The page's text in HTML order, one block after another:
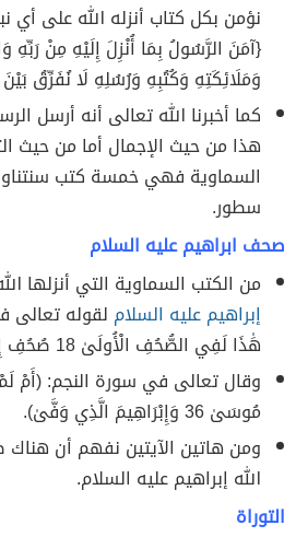
نؤمن بكل كتاب أنزله الله على أي
{آمَنَ الرَّسُولُ بِمَا أُنْزِلَ إِلَيْهِ مِنْ رَبِّهِ
وَمَلَائِكَتِهِ وَكُتُبِهِ وَرُسُلِهِ لَا نُفَرِّقُ
كما أخبرنا الله تعالى أنه أرسل
هذا من حيث الإجمال أما من حيث
السماوية فهي خمسة كتب
سطور.
صحف ابراهيم عليه السلام
من الكتب السماوية التي أنزلها
إبراهيم عليه السلام لقوله تعالى
هَٰذَا لَفِي الصُّحُفِ الْأُولَىٰ 18 صُحُفِ إِبْرَاهِيمَ وَمُوسَىٰ).
وقال تعالى في سورة النجم: (أَمْ
مُوسَىٰ 36 وَإِبْرَاهِيمَ الَّذِي وَفَّىٰ).
ومن هاتين الآيتين نفهم أن
الله إبراهيم عليه السلام.
التوراة